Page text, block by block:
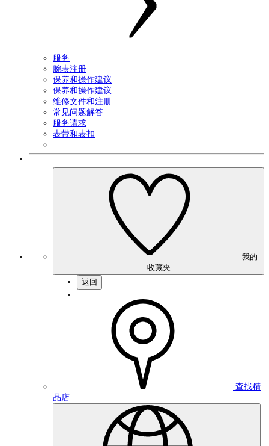
服务
腕表注册
保养和操作建议
保养和操作建议
维修文件和注册
常见问题解答
服务请求
表带和表扣
收藏夹
返回
查找精
品店